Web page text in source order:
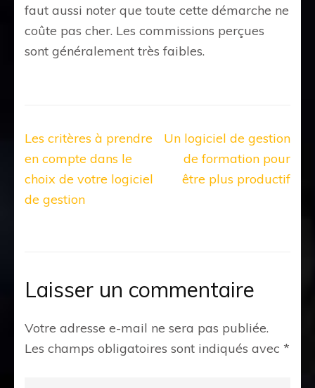
faut aussi noter que toute cette démarche ne
coûte pas cher. Les commissions perçues
sont généralement très faibles.
Navigation
de
l’article
Les critères à prendre
en compte dans le
choix de votre logiciel
de gestion
Un logiciel de gestion
de formation pour
être plus productif
Laisser un commentaire
Votre adresse e-mail ne sera pas publiée.
Les champs obligatoires sont indiqués avec *